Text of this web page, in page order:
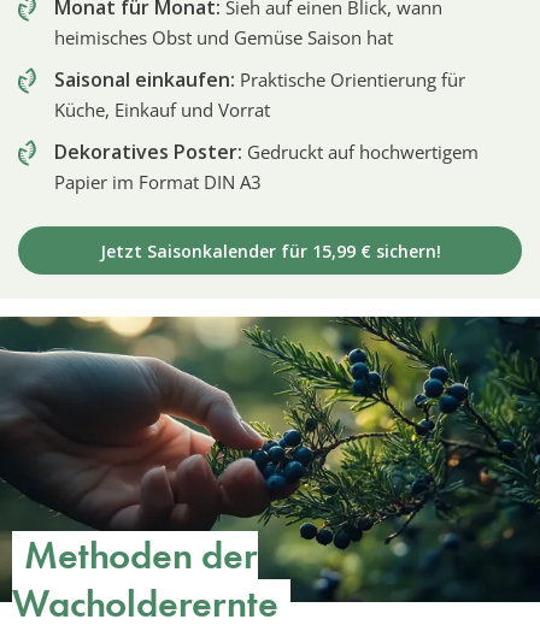
Monat für Monat: Sieh auf einen Blick, wann
heimisches Obst und Gemüse Saison hat
Saisonal einkaufen: Praktische Orientierung für
Küche, Einkauf und Vorrat
Dekoratives Poster: Gedruckt auf hochwertigem
Papier im Format DIN A3
Jetzt Saisonkalender für 15,99 € sichern!
Methoden der
Wacholderernte